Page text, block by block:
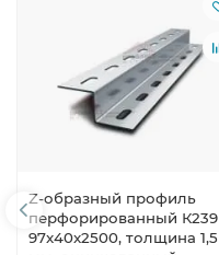
Z-образный профиль
перфорированный К239
97x40x2500, толщина 1,5